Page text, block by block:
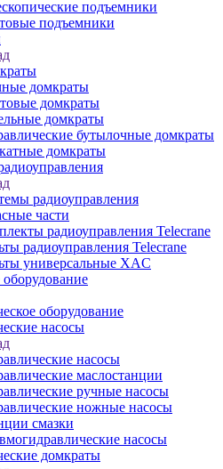
подъемники
подъемники
домкраты
домкраты
домкраты
бутылочные домкраты
домкраты
радиоуправления
части
радиоуправления Telecrane
радиоуправления Telecrane
универсальные XAC
оборудование
оборудование
насосы
насосы
маслостанции
ручные насосы
ножные насосы
смазки
насосы
домкраты